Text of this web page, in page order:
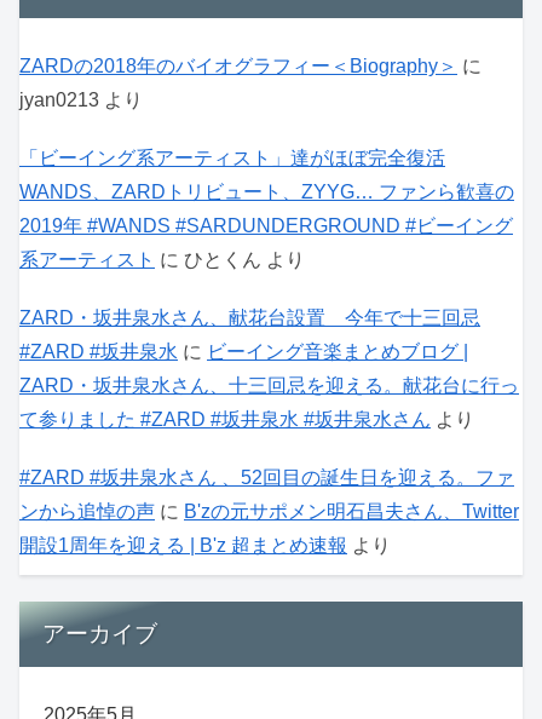
ZARDの2018年のバイオグラフィー＜Biography＞ に
jyan0213 より
「ビーイング系アーティスト」達がほぼ完全復活
WANDS、ZARDトリビュート、ZYYG… ファンら歓喜の
2019年 #WANDS #SARDUNDERGROUND #ビーイング
系アーティスト に ひとくん より
ZARD・坂井泉水さん、献花台設置 今年で十三回忌
#ZARD #坂井泉水 に ビーイング音楽まとめブログ |
ZARD・坂井泉水さん、十三回忌を迎える。献花台に行っ
て参りました #ZARD #坂井泉水 #坂井泉水さん より
#ZARD #坂井泉水さん 、52回目の誕生日を迎える。ファ
ンから追悼の声 に B'zの元サポメン明石昌夫さん、Twitter
開設1周年を迎える | B'z 超まとめ速報 より
アーカイブ
2025年5月